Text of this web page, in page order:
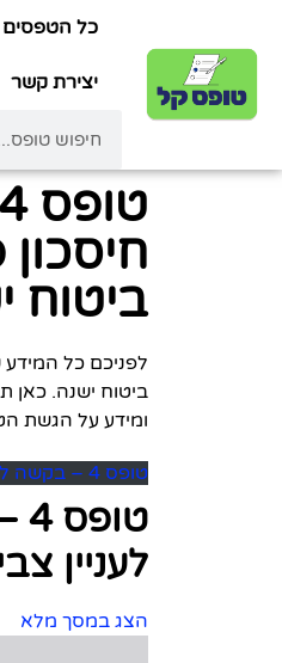
כל
יצירת קשר
חיסכון
ביטוח
ומידע על הגשת
טופס 4 – בקשה לרישום פסק דין לחלוקת חיסכון פנסיוני לעניין צבירת זכויות בקופת ביטוח ישנה להורדה
לעניין
הצג במסך מלא